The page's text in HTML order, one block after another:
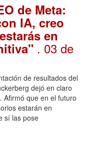
de Meta:
IA, creo
en
. 03 de
de resultados del
dejó en claro
Afirmó que en el futuro
estarán en
sí las pose